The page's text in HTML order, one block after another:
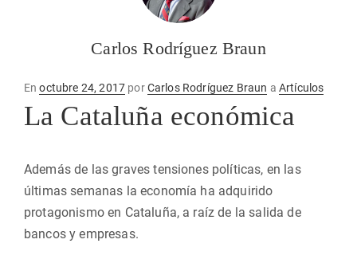
Carlos Rodríguez Braun
EnPublicado
octubre 24, 2017 porCarlos Rodríguez Braun a Artículos
La Cataluña económica
Además de las graves tensiones políticas, en las
últimas semanas la economía ha adquirido
protagonismo en Cataluña, a raíz de la salida de
bancos y empresas.